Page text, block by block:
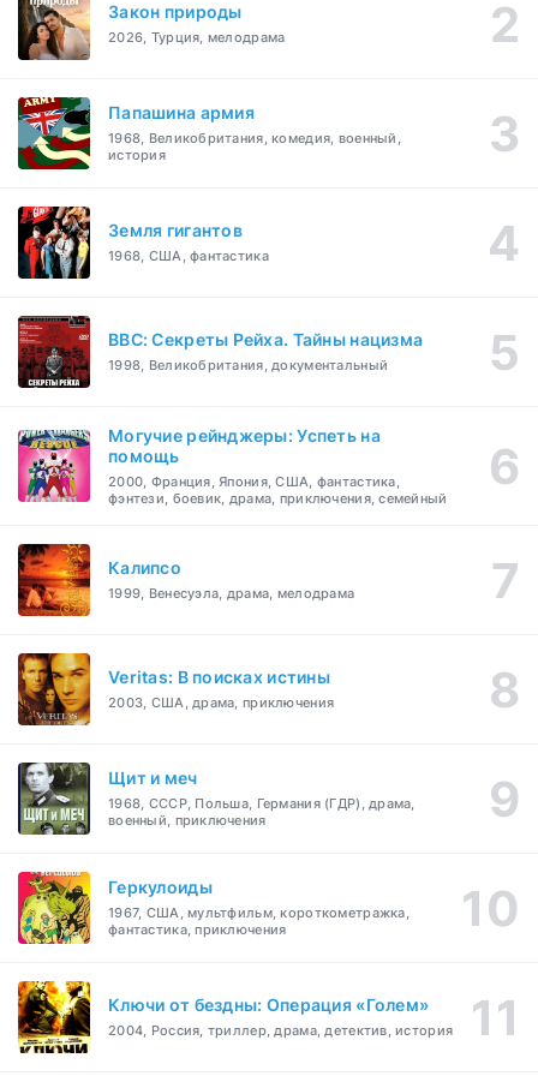
Закон природы
2026, Турция, мелодрама
Папашина армия
1968, Великобритания, комедия, военный,
история
Земля гигантов
1968, США, фантастика
BBC: Секреты Рейха. Тайны нацизма
1998, Великобритания, документальный
Могучие рейнджеры: Успеть на
помощь
2000, Франция, Япония, США, фантастика,
фэнтези, боевик, драма, приключения, семейный
Калипсо
1999, Венесуэла, драма, мелодрама
Veritas: В поисках истины
2003, США, драма, приключения
Щит и меч
1968, СССР, Польша, Германия (ГДР), драма,
военный, приключения
Геркулоиды
1967, США, мультфильм, короткометражка,
фантастика, приключения
Ключи от бездны: Операция «Голем»
2004, Россия, триллер, драма, детектив, история